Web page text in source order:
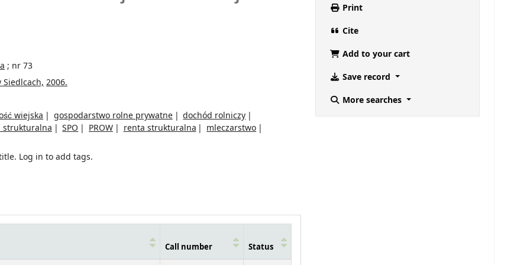
; nr 73
Siedlcach, 2006.
wiejska gospodarstwo rolne prywatne
dochód rolniczy
strukturalna
SPO PROW renta strukturalna mleczarstwo
Log in to add tags.
Call number Status
Print
Cite
Add to your cart
Save record
More searches